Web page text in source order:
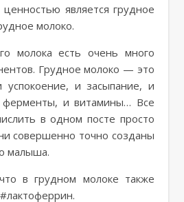
является грудное
молоко.
молока есть очень много
Грудное молоко — это
и засыпание, и
ферменты, и витамины… Все
в одном посте просто
совершенно точно созданы
малыша.
в грудном молоке также